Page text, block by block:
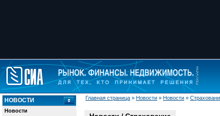
Главная страница » Новости » Новости »
НОВОСТИ
Новости